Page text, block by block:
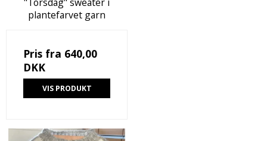
"Torsdag" sweater i
plantefarvet garn
Pris fra 640,00
DKK
VIS PRODUKT